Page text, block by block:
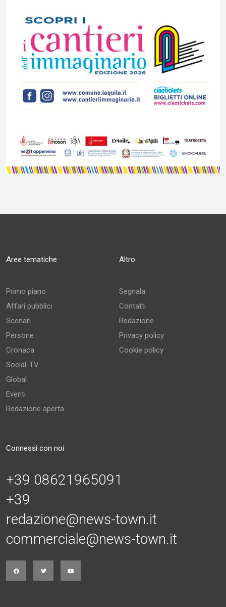
Aree tematiche
Primo piano
Affari pubblici
Scenari
Persone
Cronaca
Social-TV
Global
Eventi
Redazione aperta
Altro
Segnala
Contatti
Redazione
Privacy policy
Cookie policy
Connessi con noi
+39 08621965091
+39
redazione@news-town.it
commerciale@news-town.it